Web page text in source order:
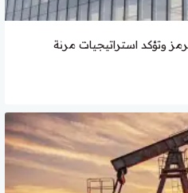
وتؤكد استراتيجيات مرنة